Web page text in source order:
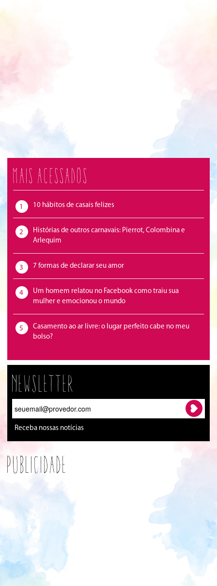
Mais acessados
1 10 hábitos de casais felizes
2
Histórias de outros carnavais: Pierrot, Colombina e
Arlequim
3 7 formas de declarar seu amor
4
Um homem relatou no Facebook como traiu sua
mulher e emocionou o mundo
5
Casamento ao ar livre: o lugar perfeito cabe no meu
bolso?
Newsletter
Receba nossas notícias
Publicidade